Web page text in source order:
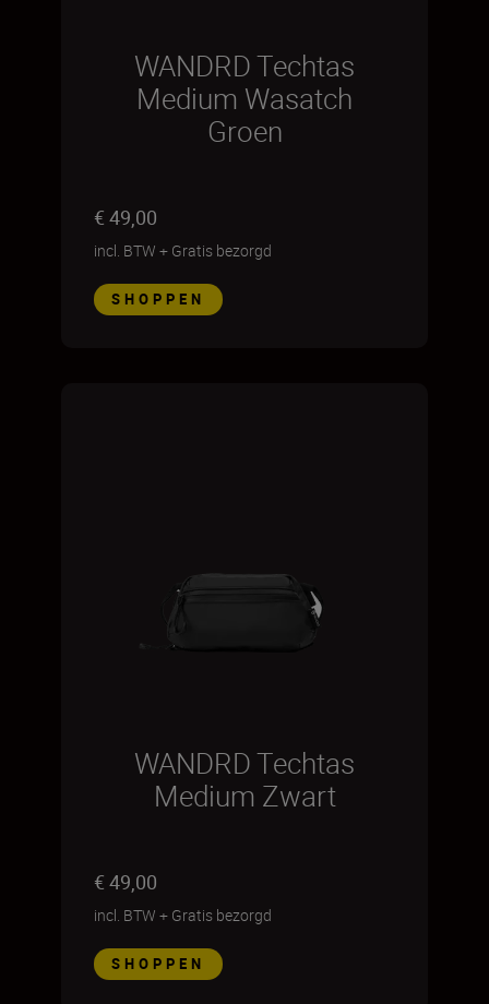
WANDRD Techtas
Medium Wasatch
Groen
€ 49,00
incl. BTW + Gratis bezorgd
SHOPPEN
WANDRD Techtas
Medium Zwart
€ 49,00
incl. BTW + Gratis bezorgd
SHOPPEN